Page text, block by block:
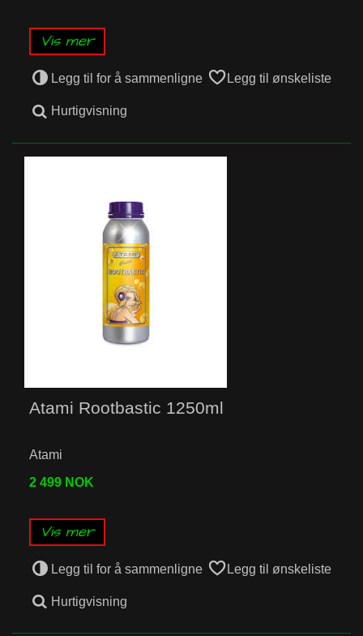
Vis mer
Legg til for å sammenligne Legg til ønskeliste
Hurtigvisning
Atami Rootbastic 1250ml
Atami
2 499 NOK
Vis mer
Legg til for å sammenligne Legg til ønskeliste
Hurtigvisning